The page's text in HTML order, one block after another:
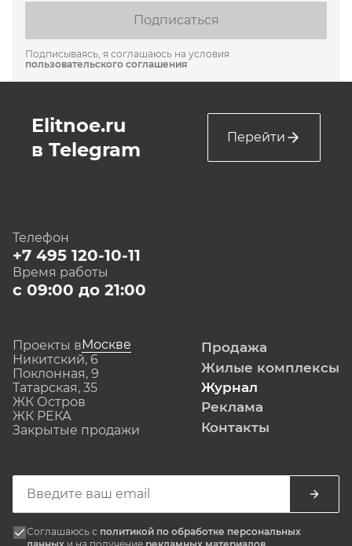
Подписаться
Подписываясь, я соглашаюсь на условия
пользовательского соглашения
Elitnoe.ru
в Telegram
Перейти
Телефон
+7 495 120-10-11
Время работы
с 09:00 до 21:00
Проекты вМоскве
Никитский, 6
Поклонная, 9
Татарская, 35
ЖК Остров
ЖК РЕКА
Закрытые продажи
Продажа
Жилые комплексы
Журнал
Реклама
Контакты
Соглашаюсь с политикой по обработке персональных